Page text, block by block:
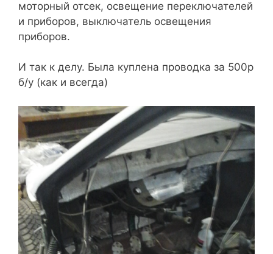
моторный отсек, освещение переключателей
и приборов, выключатель освещения
приборов.
И так к делу. Была куплена проводка за 500р
б/у (как и всегда)